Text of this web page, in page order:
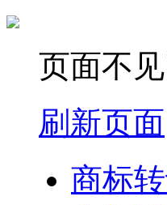
页面不见
刷新页面
商标